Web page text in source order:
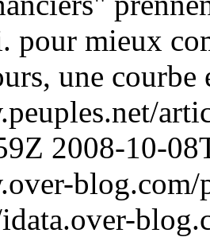
pour mieux
une courbe
2008-10-